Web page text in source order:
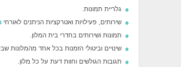
גלריית תמונות.
שירותים, פעילויות ואטרקציות הניתנים לאורחי
תמונות ושירותים בחדרי בית המלון.
שינויים וביטולי הזמנות בכל אחד מהמלונות
תגובות הגולשים וחוות דעת על כל מלון.